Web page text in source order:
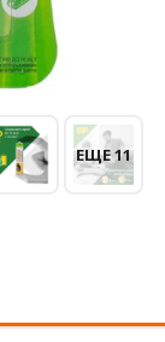
ЕЩЕ 11